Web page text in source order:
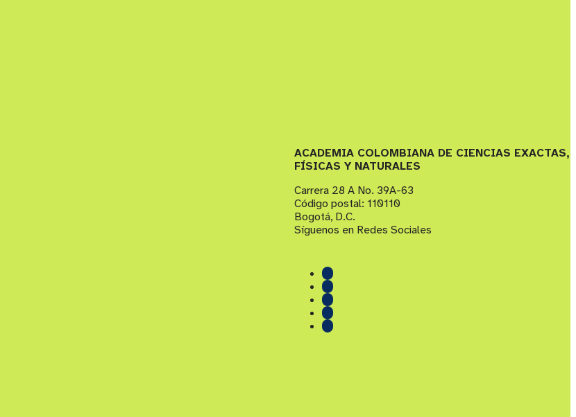
ACADEMIA COLOMBIANA DE CIENCIAS EXACTAS,
FÍSICAS Y NATURALES
Carrera 28 A No. 39A-63
Código postal: 110110
Bogotá, D.C.
Síguenos en Redes Sociales